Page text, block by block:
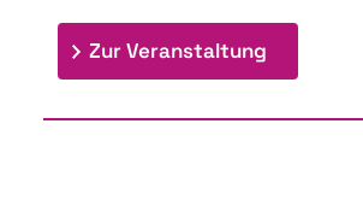
Zur Veranstaltung